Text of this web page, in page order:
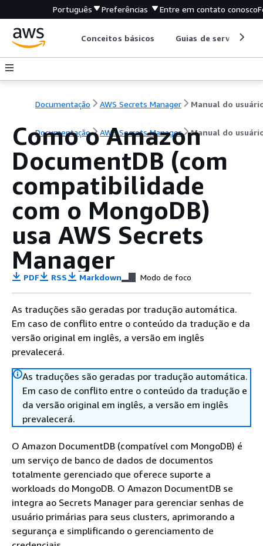
Português Preferências Entre em contato conosco
Conceitos básicos Guias de serviço
Documentação AWS Secrets Manager Manual do
Documentação AWS Secrets Manager Manual do
Como o Amazon
DocumentDB (com
compatibilidade
com o MongoDB)
usa AWS Secrets
Manager
PDF RSS Markdown Modo de foco
As traduções são geradas por tradução automática.
Em caso de conflito entre o conteúdo da tradução e da
versão original em inglês, a versão em inglês
prevalecerá.
As traduções são geradas por tradução automática.
Em caso de conflito entre o conteúdo da tradução e
da versão original em inglês, a versão em inglês
prevalecerá.
O Amazon DocumentDB (compatível com MongoDB) é
um serviço de banco de dados de documentos
totalmente gerenciado que oferece suporte a
workloads do MongoDB. O Amazon DocumentDB se
integra ao Secrets Manager para gerenciar senhas de
usuário primárias para seus clusters, aprimorando a
segurança e simplificando o gerenciamento de